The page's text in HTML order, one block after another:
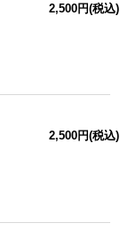
2,500円(税込)
2,500円(税込)